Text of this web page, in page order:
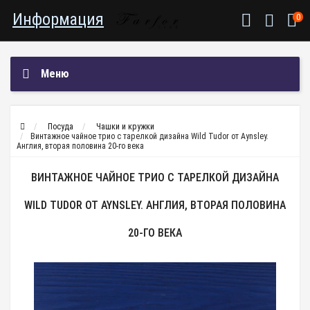
Информация 0
Меню
Посуда
Чашки и кружки
Винтажное чайное трио с тарелкой дизайна Wild Tudor от Aynsley.
Англия, вторая половина 20-го века
ВИНТАЖНОЕ ЧАЙНОЕ ТРИО С ТАРЕЛКОЙ ДИЗАЙНА
WILD TUDOR ОТ AYNSLEY. АНГЛИЯ, ВТОРАЯ ПОЛОВИНА
20-ГО ВЕКА